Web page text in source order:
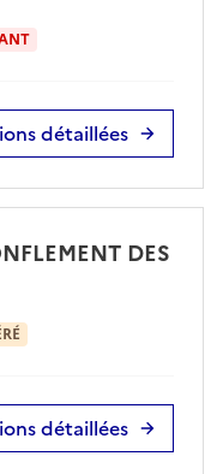
détaillées
DES
détaillées